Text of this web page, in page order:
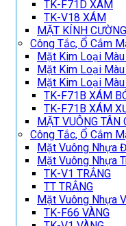
TK-F71D XÁM
TK-V18 XÁM
MẶT KÍNH
Công Tắc, Ổ Cắm
Mặt Kim Loại
Mặt Kim Loại
Mặt Kim Loại
TK-F71B XÁM
TK-F71B XÁM
MẶT VUÔNG TÂN
Công Tắc, Ổ Cắm
Mặt Vuông Nhựa
Mặt Vuông Nhựa
TK-V1 TRẮNG
TT TRẮNG
Mặt Vuông Nhựa
TK-F66 VÀNG